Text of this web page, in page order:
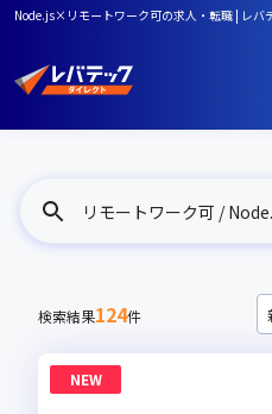
Node.js×リモートワーク可の求人・転職 | レバ
リモートワーク可 /
検索結果124件
NEW